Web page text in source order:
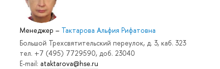
Менеджер – Тактарова Альфия Рифатовна
Большой Трехсвятительский переулок, д. 3, каб. 323
тел. +7 (495) 7729590, доб. 23040
E-mail: ataktarova@hse.ru